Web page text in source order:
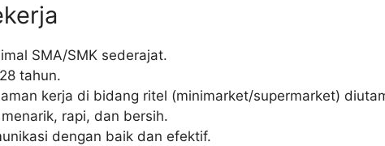
SMA/SMK sederajat.
tahun.
kerja di bidang ritel (minimarket/supermarket)
rapi, dan bersih.
dengan baik dan efektif.